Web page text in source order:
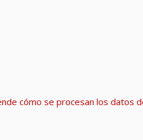
cómo se procesan los datos